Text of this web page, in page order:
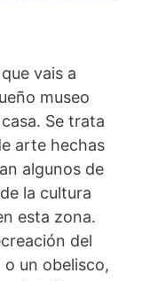
vais a
museo
Se trata
arte hechas
algunos de
la cultura
esta zona.
del
un obelisco,